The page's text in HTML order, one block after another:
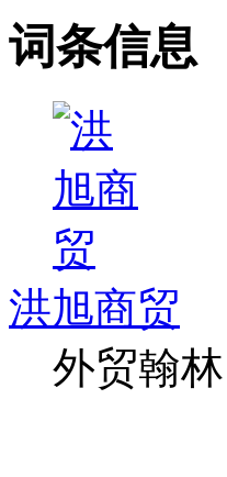
词条信息
洪旭商贸
外贸翰林